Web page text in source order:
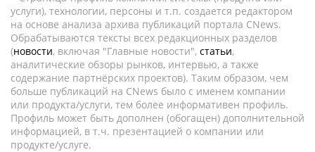
услуги), технологии, персоны и т.п. создается редактором
на основе анализа архива публикаций портала CNews.
Обрабатываются тексты всех редакционных разделов
(новости, включая "Главные новости", статьи,
аналитические обзоры рынков, интервью, а также
содержание партнёрских проектов). Таким образом, чем
больше публикаций на CNews было с именем компании
или продукта/услуги, тем более информативен профиль.
Профиль может быть дополнен (обогащен) дополнительной
информацией, в т.ч. презентацией о компании или
продукте/услуге.